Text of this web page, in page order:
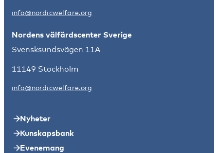
info@nordicwelfare.org
Nordens välfärdscenter Sverige
Svensksundsvägen 11A
11149 Stockholm
info@nordicwelfare.org
Nyheter
Kunskapsbank
Evenemang